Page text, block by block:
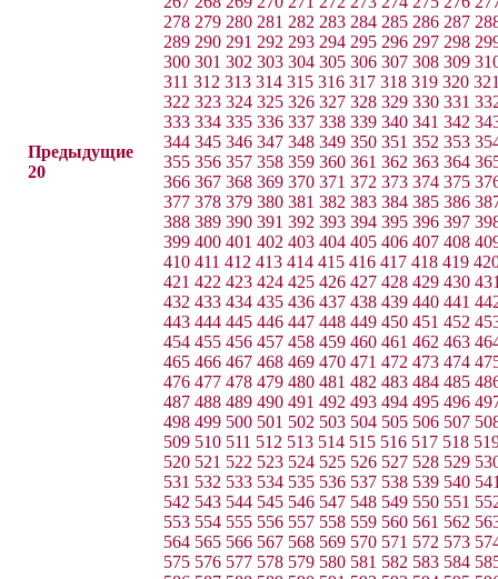
Предыдущие
20
278 279 280 281 282 283 284 285 286 287
289 290 291 292 293 294 295 296 297 298
300 301 302 303 304 305 306 307 308 309
311 312 313 314 315 316 317 318 319 320
322 323 324 325 326 327 328 329 330 331
333 334 335 336 337 338 339 340 341 342
344 345 346 347 348 349 350 351 352 353
355 356 357 358 359 360 361 362 363 364
366 367 368 369 370 371 372 373 374 375
377 378 379 380 381 382 383 384 385 386
388 389 390 391 392 393 394 395 396 397
399 400 401 402 403 404 405 406 407 408
410 411 412 413 414 415 416 417 418 419
421 422 423 424 425 426 427 428 429 430
432 433 434 435 436 437 438 439 440 441
443 444 445 446 447 448 449 450 451 452
454 455 456 457 458 459 460 461 462 463
465 466 467 468 469 470 471 472 473 474
476 477 478 479 480 481 482 483 484 485
487 488 489 490 491 492 493 494 495 496
498 499 500 501 502 503 504 505 506 507
509 510 511 512 513 514 515 516 517 518
520 521 522 523 524 525 526 527 528 529
531 532 533 534 535 536 537 538 539 540
542 543 544 545 546 547 548 549 550 551
553 554 555 556 557 558 559 560 561 562
564 565 566 567 568 569 570 571 572 573
575 576 577 578 579 580 581 582 583 584